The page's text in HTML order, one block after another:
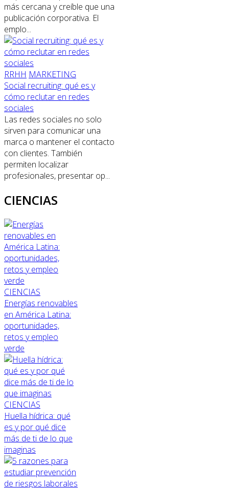
más cercana y creíble que una
publicación corporativa. El
emplo...
RRHH MARKETING
Social recruiting: qué es y
cómo reclutar en redes
sociales
Las redes sociales no solo
sirven para comunicar una
marca o mantener el contacto
con clientes. También
permiten localizar
profesionales, presentar op...
CIENCIAS
CIENCIAS
Energías renovables
en América Latina:
oportunidades,
retos y empleo
verde
CIENCIAS
Huella hídrica: qué
es y por qué dice
más de ti de lo que
imaginas